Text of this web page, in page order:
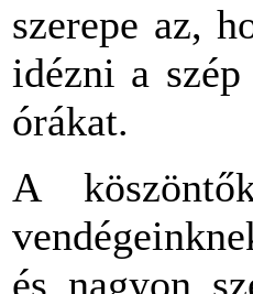
szerepe az,
idézni a
órákat.
A
és nagyon